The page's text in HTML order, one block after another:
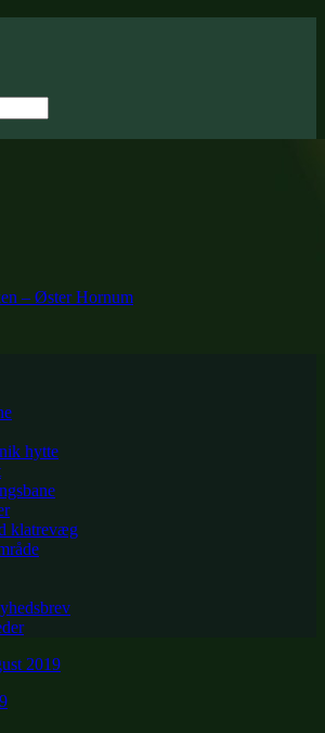
– Øster Hornum
hytte
klatrevæg
2019